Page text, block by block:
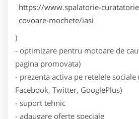
https://www.spalatorie-
covoare-mochete/iasi
)
- optimizare pentru motoare de
pagina promovata)
- prezenta activa pe retelele
Facebook, Twitter, GooglePlus)
- suport tehnic
- adaugare oferte speciale